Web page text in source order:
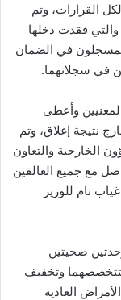
القرارات، وتم
فقدت دخلها
في الضمان
في سجلاتهما.
وأعطى
نتيجة إغلاق، وتم
الخارجية والتعاون
مع جميع العالقين
تام للوزير
صحيتين
لتتخصصهما وتخفيف
العادية